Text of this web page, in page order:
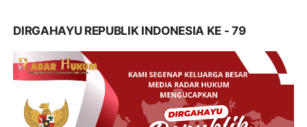
DIRGAHAYU REPUBLIK INDONESIA KE - 79